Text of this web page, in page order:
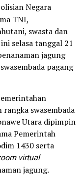
Negara
TNI,
swasta dan
selasa tanggal 21
jagung
pagang
swasembada
Utara dipimpin
Pemerintah
1430 serta
virtual
jagung.